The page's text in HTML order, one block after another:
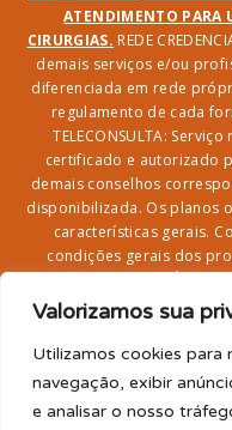
Valorizamos sua
Utilizamos cookies para
navegação, exibir
e analisar o nosso
ATENDIMENTO PARA
CIRURGIAS. REDE
demais serviços e/ou
diferenciada em rede
regulamento de cada
TELECONSULTA:
certificado e autorizado
demais conselhos
disponibilizada. Os planos
características gerais.
condições gerais dos
serviços na rede
PESSOAIS,
RESIDENCIAL E
garantido pela
adesão/elegibilidade de